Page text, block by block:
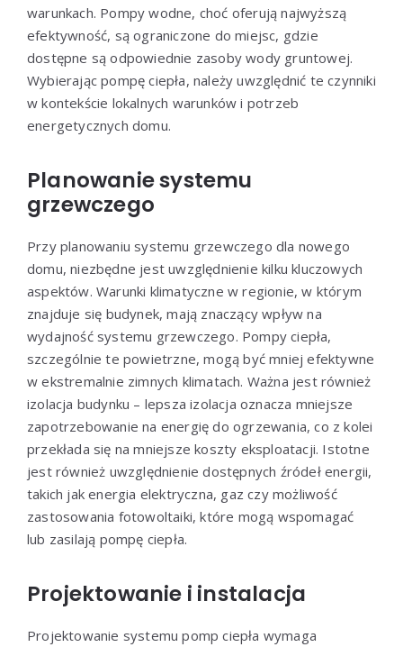
warunkach. Pompy wodne, choć oferują najwyższą
efektywność, są ograniczone do miejsc, gdzie
dostępne są odpowiednie zasoby wody gruntowej.
Wybierając pompę ciepła, należy uwzględnić te czynniki
w kontekście lokalnych warunków i potrzeb
energetycznych domu.
Planowanie systemu
grzewczego
Przy planowaniu systemu grzewczego dla nowego
domu, niezbędne jest uwzględnienie kilku kluczowych
aspektów. Warunki klimatyczne w regionie, w którym
znajduje się budynek, mają znaczący wpływ na
wydajność systemu grzewczego. Pompy ciepła,
szczególnie te powietrzne, mogą być mniej efektywne
w ekstremalnie zimnych klimatach. Ważna jest również
izolacja budynku – lepsza izolacja oznacza mniejsze
zapotrzebowanie na energię do ogrzewania, co z kolei
przekłada się na mniejsze koszty eksploatacji. Istotne
jest również uwzględnienie dostępnych źródeł energii,
takich jak energia elektryczna, gaz czy możliwość
zastosowania fotowoltaiki, które mogą wspomagać
lub zasilają pompę ciepła.
Projektowanie i instalacja
Projektowanie systemu pomp ciepła wymaga